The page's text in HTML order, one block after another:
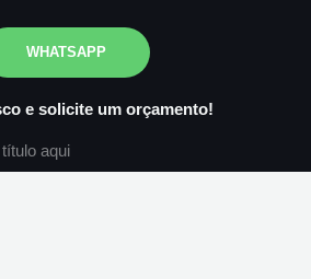
WHATSAPP
e solicite um orçamento!
aqui